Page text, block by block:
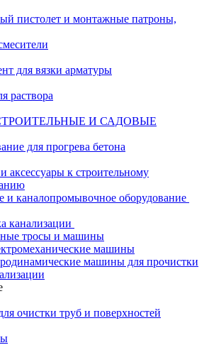
пистолет и монтажные патроны,
для вязки арматуры
раствора
И САДОВЫЕ
для прогрева бетона
аксессуары к строительному
и каналопромывочное оборудование
канализации
тросы и машины
машины
машины для прочистки
очистки труб и поверхностей